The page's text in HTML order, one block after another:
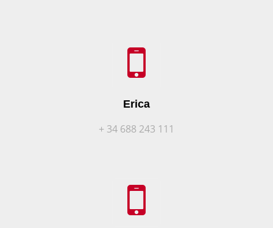
Erica
+ 34 688 243 111